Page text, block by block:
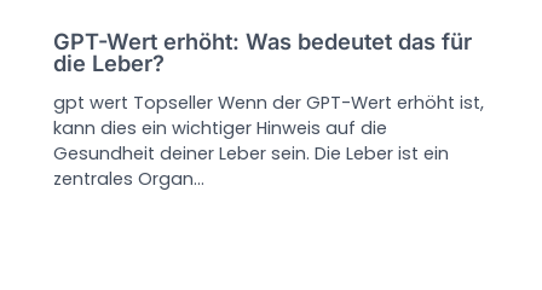
GPT-Wert erhöht: Was bedeutet das für
die Leber?
gpt wert Topseller Wenn der GPT-Wert erhöht ist,
kann dies ein wichtiger Hinweis auf die
Gesundheit deiner Leber sein. Die Leber ist ein
zentrales Organ…